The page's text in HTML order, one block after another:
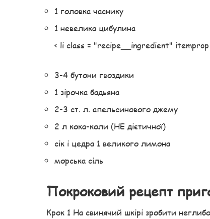
1 головка часнику
1 невелика цибулина
< li class = "recipe__ingredient"
3-4 бутони гвоздики
1 зірочка бадьяна
2-3 ст. л. апельсинового джему
2 л кока-коли (НЕ дієтичної)
сік і цедра 1 великого лимона
морська сіль
Покроковий рецепт
Крок 1 На свинячий шкірі зробити